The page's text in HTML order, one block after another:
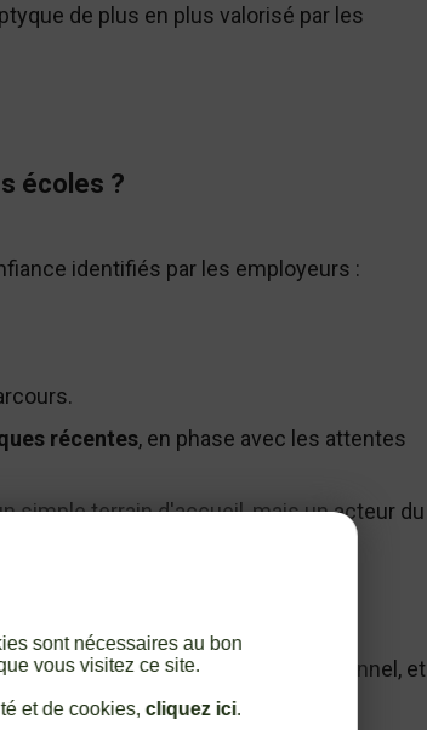
de plus en plus valorisé par les
écoles ?
identifiés par les employeurs :
récentes, en phase avec les attentes
simple terrain d'accueil, mais un acteur du
à l'écosystème professionnel, et
sont nécessaires au bon
vous visitez ce site.
et de cookies, cliquez ici.